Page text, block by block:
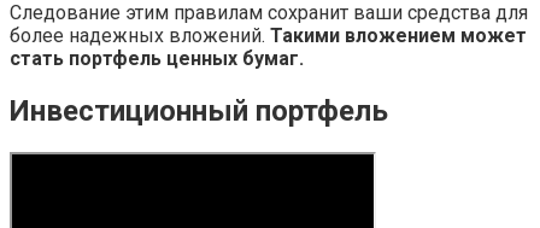
Следование этим правилам сохранит ваши средства для
более надежных вложений. Такими вложением может
стать портфель ценных бумаг.
Инвестиционный портфель